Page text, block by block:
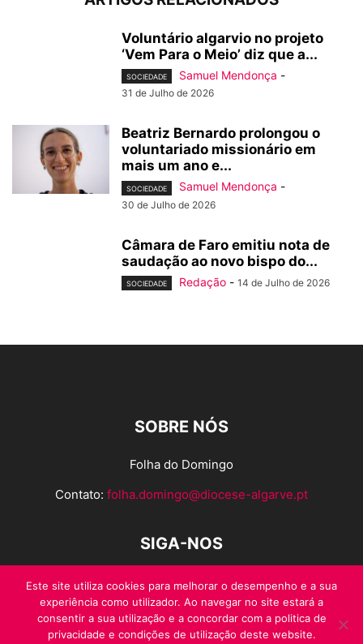
Voluntário algarvio no projeto
‘Vem Para o Meio’ diz que a...
SOCIEDADE Samuel Mendonça -
31 de Julho de 2026
Beatriz Bernardo prolongou o
voluntariado missionário em
mais um ano e...
SOCIEDADE Samuel Mendonça -
30 de Julho de 2026
Câmara de Faro emitiu nota de
saudação ao novo bispo do...
SOCIEDADE Redação - 14 de Julho de 2026
SOBRE NÓS
Folha do Domingo
Contato: folha.domingo@diocese-algarve.pt
SIGA-NOS
Este site utiliza cookies para melhorar o desempenho e a sua
experiência como utilizador. Ao navegar no site estará a
consentir a sua utilização e a concordar com a politica de
privacidade e condições de utilização deste website.